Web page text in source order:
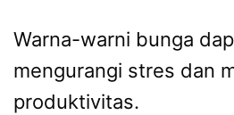
Warna-warni bunga
mengurangi stres dan
produktivitas.